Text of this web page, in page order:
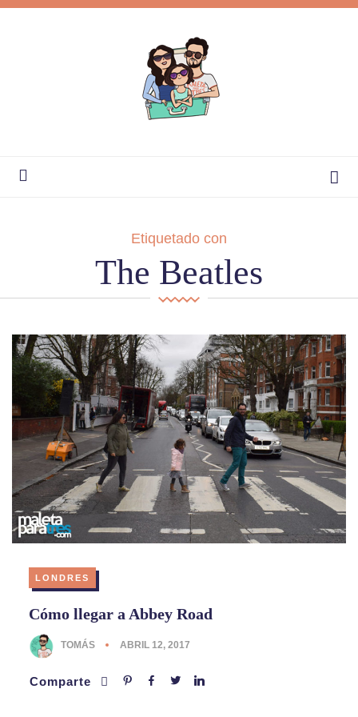
Etiquetado con
The Beatles
LONDRES
Cómo llegar a Abbey Road
TOMÁS ABRIL 12, 2017
Comparte